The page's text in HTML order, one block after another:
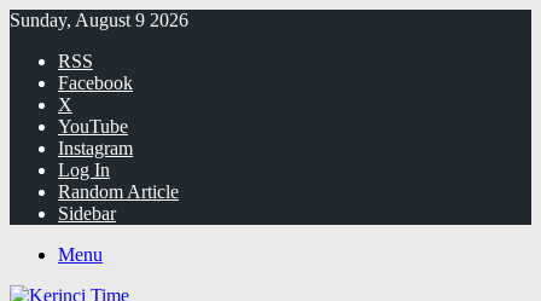
Sunday, August 9 2026
RSS
Facebook
X
YouTube
Instagram
Log In
Random Article
Sidebar
Menu